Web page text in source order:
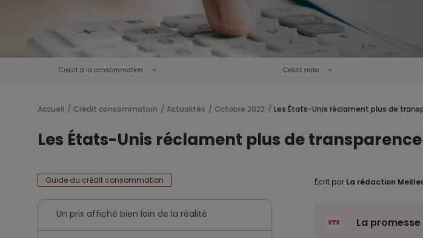
Credit à la consommation Crédit auto
Accueil Crédit consommation Actualités Octobre 2022 Les États-Unis réclament plus de
Les États-Unis réclament plus de
Guide du crédit consommation
Un prix affiché bien loin de la réalité
Écrit par La rédaction
La